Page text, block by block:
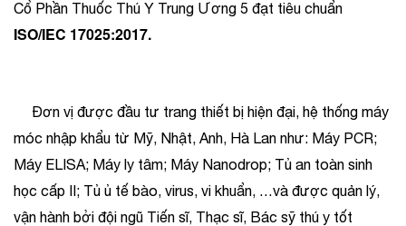
Cổ Phần Thuốc Thú Y Trung Ương 5 đạt tiêu chuẩn
ISO/IEC 17025:2017.
Đơn vị được đầu tư trang thiết bị hiện đại, hệ thống máy
móc nhập khẩu từ Mỹ, Nhật, Anh, Hà Lan như: Máy PCR;
Máy ELISA; Máy ly tâm; Máy Nanodrop; Tủ an toàn sinh
học cấp II; Tủ ủ tế bào, virus, vi khuẩn, …và được quản lý,
vận hành bởi đội ngũ Tiến sĩ, Thạc sĩ, Bác sỹ thú y tốt